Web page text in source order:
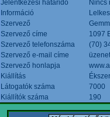
Jelentkezési határidő
Nincs
Információ
Szervező
Szervező címe
1097
Szervező telefonszáma
(70)
Szervező e-mail címe
Szervező honlapja
Kiállítás
Látogatók száma
7000
Kiállítók száma
190